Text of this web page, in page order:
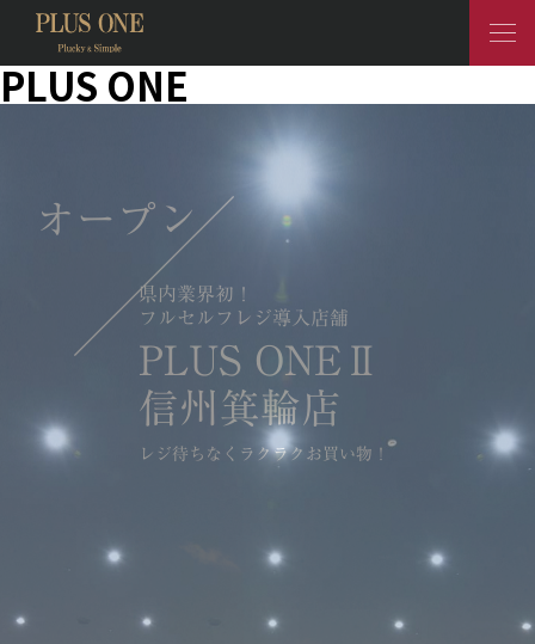
PLUS ONE